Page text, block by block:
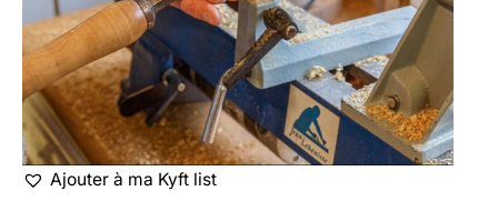
Ajouter à ma Kyft list